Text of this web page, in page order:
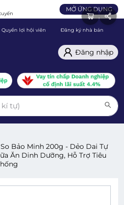
MỞ ỨNG DỤNG
Quyền lợi hội viên Đăng ký nhà bán
Đăng nhập
Bảo Minh 200g - Dẻo Dai Tự
Ăn Dinh Dưỡng, Hỗ Trợ Tiêu